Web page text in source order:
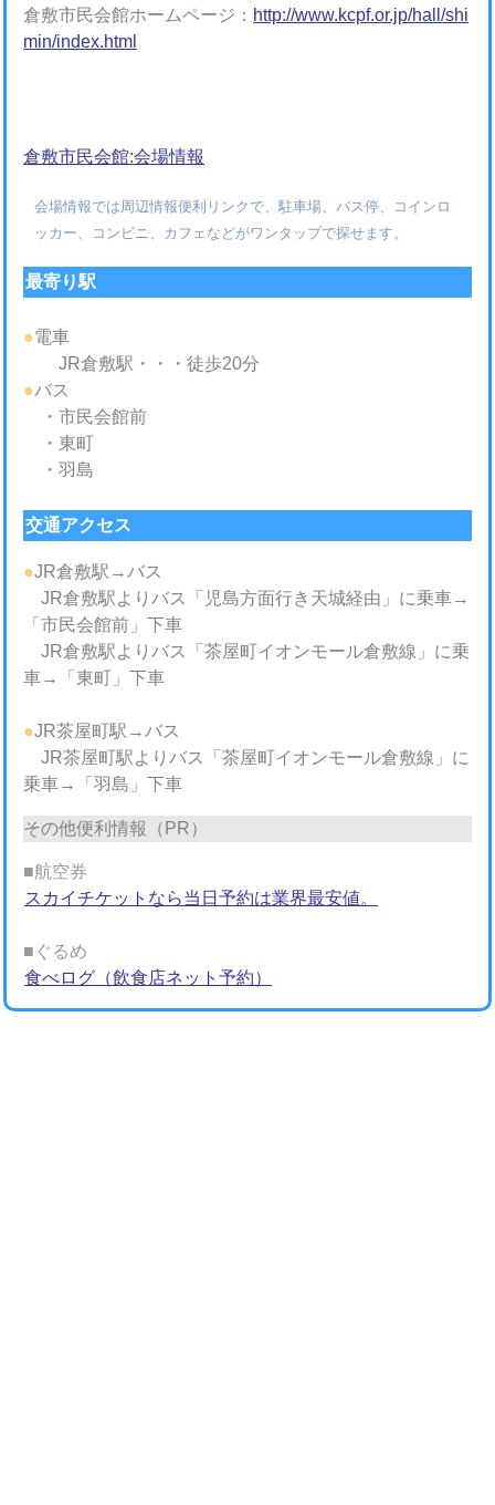
倉敷市民会館ホームページ： http://www.kcpf.or.jp/hall/shi
min/index.html
倉敷市民会館:会場情報
会場情報では周辺情報便利リンクで、駐車場、バス停、コインロ
ッカー、コンビニ、カフェなどがワンタップで探せます。
最寄り駅
●電車
JR倉敷駅・・・徒歩20分
●バス
・市民会館前
・東町
・羽島
交通アクセス
●JR倉敷駅→バス
JR倉敷駅よりバス「児島方面行き天城経由」に乗車→
「市民会館前」下車
JR倉敷駅よりバス「茶屋町イオンモール倉敷線」に乗
車→「東町」下車
●JR茶屋町駅→バス
JR茶屋町駅よりバス「茶屋町イオンモール倉敷線」に
乗車→「羽島」下車
その他便利情報（PR）
■航空券
スカイチケットなら当日予約は業界最安値。
■ぐるめ
食べログ（飲食店ネット予約）